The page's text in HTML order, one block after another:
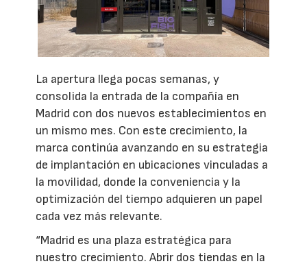
La apertura llega pocas semanas, y
consolida la entrada de la compañía en
Madrid con dos nuevos establecimientos en
un mismo mes. Con este crecimiento, la
marca continúa avanzando en su estrategia
de implantación en ubicaciones vinculadas a
la movilidad, donde la conveniencia y la
optimización del tiempo adquieren un papel
cada vez más relevante.
“Madrid es una plaza estratégica para
nuestro crecimiento. Abrir dos tiendas en la